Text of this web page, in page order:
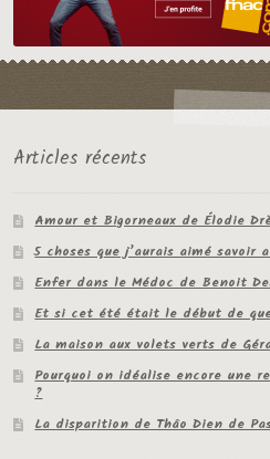
Articles récents
Amour et Bigorneaux de Élodie
5 choses que j’aurais aimé
Enfer dans le Médoc de Benoit
Et si cet été était le début de
La maison aux volets verts de
Pourquoi on idéalise encore une
?
La disparition de Thâo Dien de